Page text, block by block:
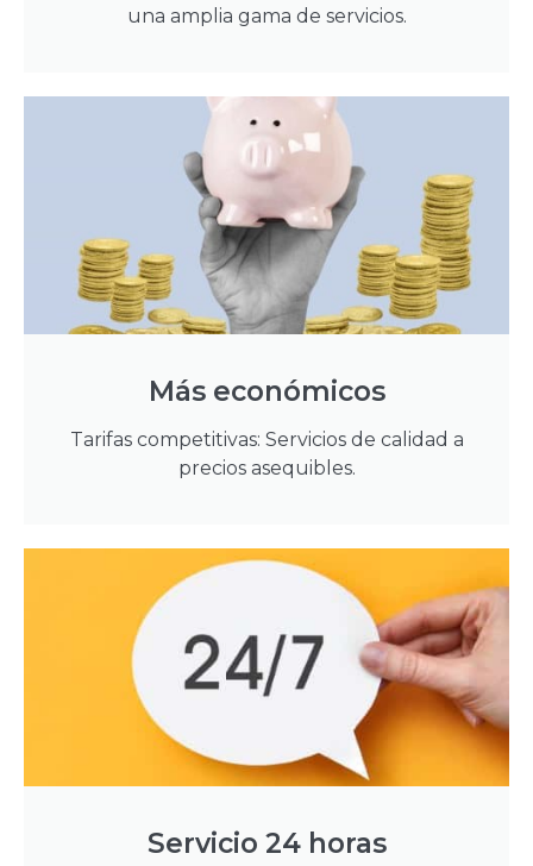
una amplia gama de servicios.
Más económicos
Tarifas competitivas: Servicios de calidad a
precios asequibles.
Servicio 24 horas